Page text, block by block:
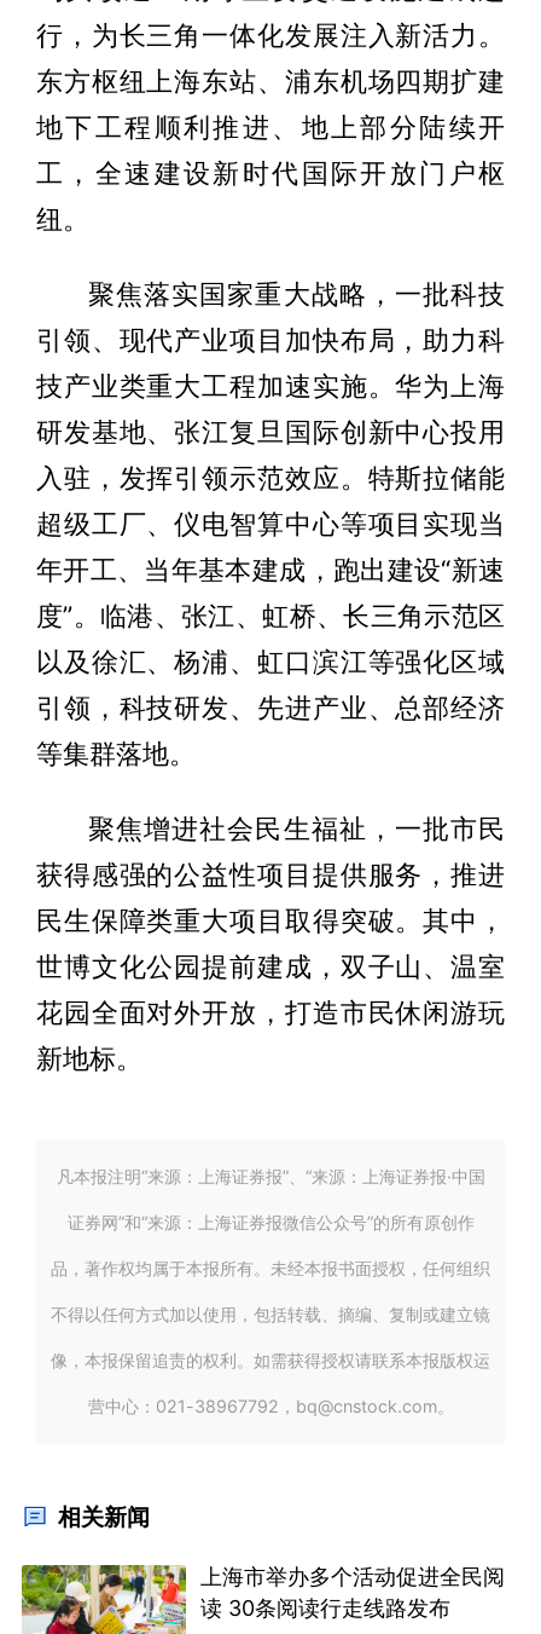
行，为长三角一体化发展注入新活力。
东方枢纽上海东站、浦东机场四期扩建
地下工程顺利推进、地上部分陆续开
工，全速建设新时代国际开放门户枢
纽。
聚焦落实国家重大战略，一批科技
引领、现代产业项目加快布局，助力科
技产业类重大工程加速实施。华为上海
研发基地、张江复旦国际创新中心投用
入驻，发挥引领示范效应。特斯拉储能
超级工厂、仪电智算中心等项目实现当
年开工、当年基本建成，跑出建设“新速
度”。临港、张江、虹桥、长三角示范区
以及徐汇、杨浦、虹口滨江等强化区域
引领，科技研发、先进产业、总部经济
等集群落地。
聚焦增进社会民生福祉，一批市民
获得感强的公益性项目提供服务，推进
民生保障类重大项目取得突破。其中，
世博文化公园提前建成，双子山、温室
花园全面对外开放，打造市民休闲游玩
新地标。
凡本报注明“来源：上海证券报”、“来源：上海证券报·中国
证券网”和“来源：上海证券报微信公众号”的所有原创作
品，著作权均属于本报所有。未经本报书面授权，任何组织
不得以任何方式加以使用，包括转载、摘编、复制或建立镜
像，本报保留追责的权利。如需获得授权请联系本报版权运
营中心：021-38967792，bq@cnstock.com。
相关新闻
上海市举办多个活动促进全民阅
读 30条阅读行走线路发布